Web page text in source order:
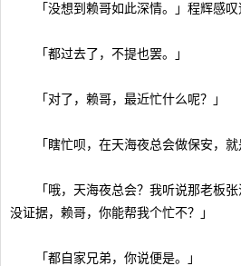
「没想到赖哥如此深情。」程辉感叹
「都过去了，不提也罢。」
「对了，赖哥，最近忙什么呢？」
「瞎忙呗，在天海夜总会做保安，就
「哦，天海夜总会？我听说那老板张
没证据，赖哥，你能帮我个忙不？」
「都自家兄弟，你说便是。」